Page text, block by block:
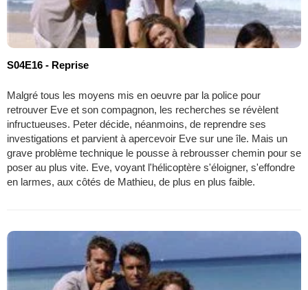
S04E16 - Reprise
Malgré tous les moyens mis en oeuvre par la police pour
retrouver Eve et son compagnon, les recherches se révèlent
infructueuses. Peter décide, néanmoins, de reprendre ses
investigations et parvient à apercevoir Eve sur une île. Mais un
grave problème technique le pousse à rebrousser chemin pour se
poser au plus vite. Eve, voyant l'hélicoptère s'éloigner, s'effondre
en larmes, aux côtés de Mathieu, de plus en plus faible.